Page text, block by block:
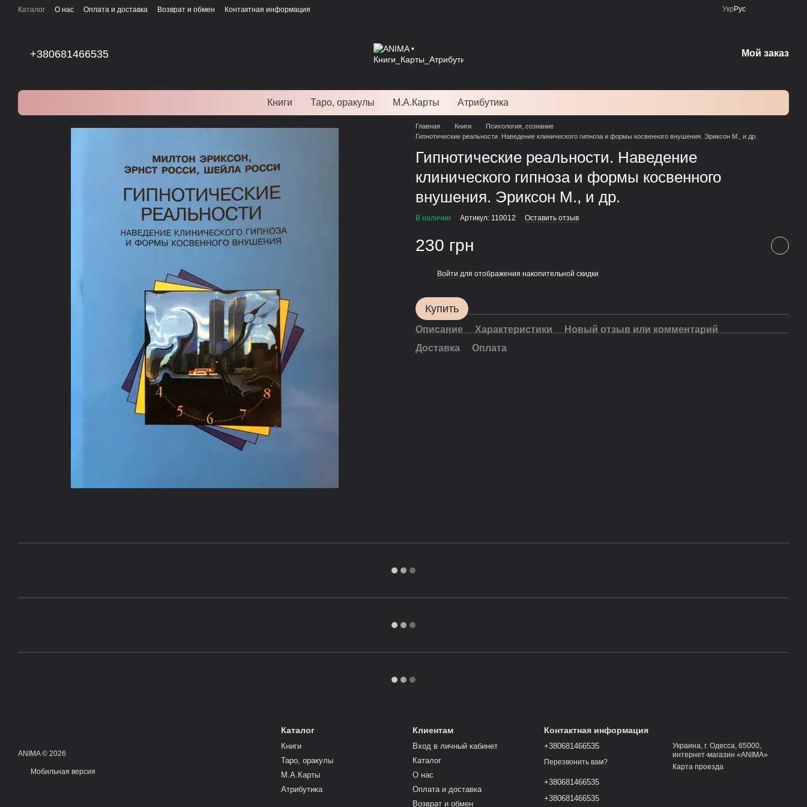
Перейти к основному контенту
Каталог О нас Оплата и доставка Возврат и обмен Контактная информация Укр Рус
+380681466535 Мой заказ
Книги Таро, оракулы М.А.Карты Атрибутика
Главная Книги
Психология, сознание
Гипнотические реальности. Наведение клинического гипноза и формы косвенного внушения. Эриксон М., и др.
Гипнотические реальности. Наведение
клинического гипноза и формы косвенного
внушения. Эриксон М., и др.
В наличии Артикул: 110012 Оставить отзыв
230 грн
Войти для отображения накопительной скидки
Купить
Описание Характеристики
Новый отзыв или комментарий
Доставка
Оплата
ANIMA © 2026
Мобильная версия
Каталог
Книги
Таро, оракулы
М.А.Карты
Атрибутика
Клиентам
Вход в личный кабинет
Каталог
О нас
Оплата и доставка
Возврат и обмен
Контактная информация
+380681466535
Перезвонить вам?
+380681466535
+380681466535
Украина, г. Одесса, 65000,
интернет-магазин «ANIMA»
Карта проезда